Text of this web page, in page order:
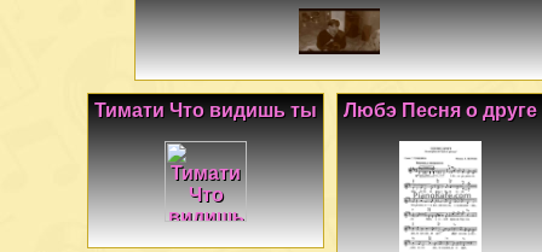
Любэ Песня о друге
Тимати Что видишь ты